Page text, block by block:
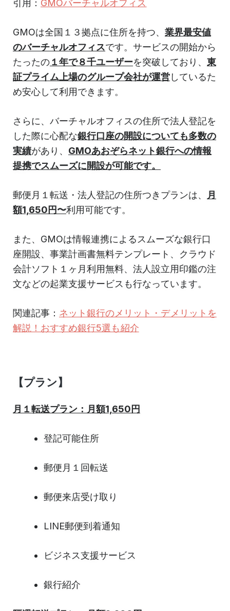
引用： GMOバーチャルオフィス
GMOは全国１３拠点に住所を持つ、 業界最安値
のバーチャルオフィスです。サービスの開始から
たったの１年で８千ユーザーを突破しており、 東
証プライム上場のグループ会社が運営しているた
め安心して利用できます。
さらに、バーチャルオフィスの住所で法人登記を
した際に心配な銀行口座の開設についても多数の
実績があり、 GMOあおぞらネット銀行への情報
提携でスムーズに開設が可能です。
郵便月１転送・法人登記の住所つきプランは、
月
額1,650円〜利用可能です。
また、GMOは情報連携によるスムーズな銀行口
座開設、事業計画書無料テンプレート、クラウド
会計ソフト１ヶ月利用無料、法人設立用印鑑の注
文などの起業支援サービスも行なっています。
関連記事： ネット銀行のメリット・デメリットを
解説！おすすめ銀行5選も紹介
【プラン】
月１転送プラン：月額1,650円
登記可能住所
郵便月１回転送
郵便来店受け取り
LINE郵便到着通知
ビジネス支援サービス
銀行紹介